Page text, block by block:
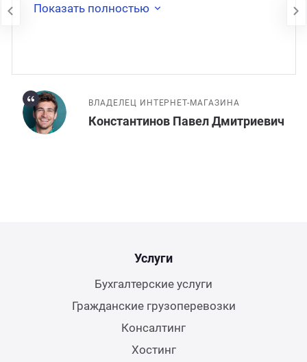
перенесён на
Показать полностью
ВЛАДЕЛЕЦ ИНТЕРНЕТ-МАГАЗИНА
Константинов Павел Дмитриевич
Услуги
Бухгалтерские услуги
Гражданские грузоперевозки
Консалтинг
Хостинг